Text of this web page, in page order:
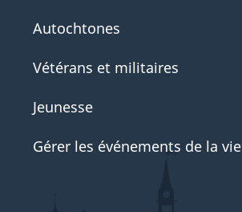
Autochtones
Vétérans et militaires
Jeunesse
Gérer les événements de la vie